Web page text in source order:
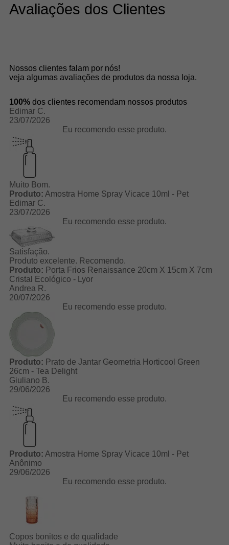
Avaliações dos Clientes
Nossos clientes falam por nós!
veja algumas avaliações de produtos da nossa loja.
100% dos clientes recomendam nossos produtos
Edimar C.
23/07/2026
Eu recomendo esse produto.
Muito Bom.
Produto: Amostra Home Spray Vicace 10ml - Pet
Edimar C.
23/07/2026
Eu recomendo esse produto.
Satisfação.
Produto excelente. Recomendo.
Produto: Porta Frios Renaissance 20cm X 15cm X 7cm
Cristal Ecológico - Lyor
Andrea R.
20/07/2026
Eu recomendo esse produto.
Produto: Prato de Jantar Geometria Horticool Green
26cm - Tea Delight
Giuliano B.
29/06/2026
Eu recomendo esse produto.
Produto: Amostra Home Spray Vicace 10ml - Pet
Anônimo
29/06/2026
Eu recomendo esse produto.
Copos bonitos e de qualidade